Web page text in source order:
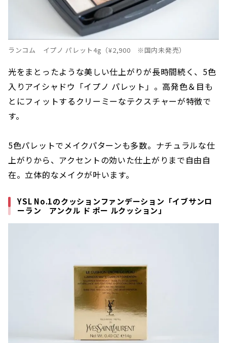
ランコム イプノ パレット4g（¥2,900 ※国内未発売）
光をまとったような美しい仕上がりが長時間続く、5色
入りアイシャドウ「イプノ パレット」。高発色＆目も
とにフィットするクリーミーなテクスチャーが特徴で
す。
5色パレットでメイクパターンも多数。ナチュラルな仕
上がりから、アクセントの効いた仕上がりまで自由自
在。立体的なメイクが叶います。
YSL No.1のクッションファンデーション「イブサンロ
ーラン アンクル ド ポー ルクッション」